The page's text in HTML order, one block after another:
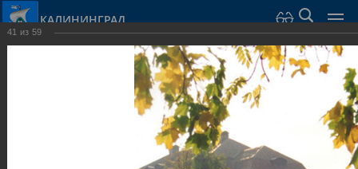
КАЛИНИНГРАД
Город › Фотогалерея
›
Музеи
41 из 59